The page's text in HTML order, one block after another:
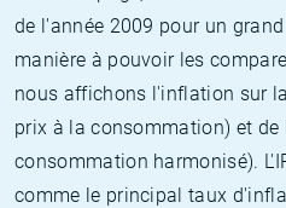
de l'année 2009 pour un
manière à pouvoir les
nous affichons l'inflation sur
prix à la consommation) et de
consommation harmonisé).
comme le principal taux